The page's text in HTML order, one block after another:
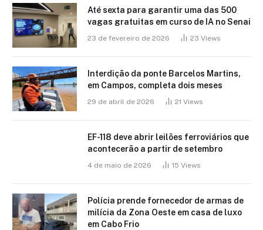
Até sexta para garantir uma das 500
vagas gratuitas em curso de IA no Senai
23 de fevereiro de 2026 23 Views
Interdição da ponte Barcelos Martins,
em Campos, completa dois meses
29 de abril de 2026 21 Views
EF-118 deve abrir leilões ferroviários que
acontecerão a partir de setembro
4 de maio de 2026 15 Views
Polícia prende fornecedor de armas de
milícia da Zona Oeste em casa de luxo
em Cabo Frio